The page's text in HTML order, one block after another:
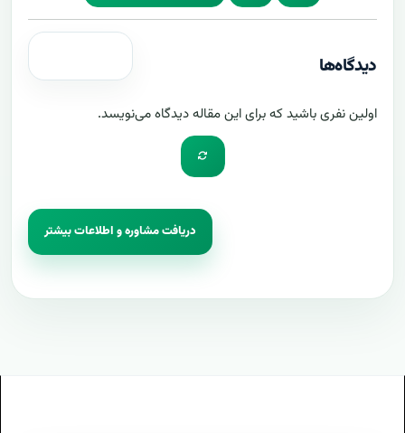
دیدگاه‌ها
اولین نفری باشید که برای این مقاله دیدگاه می‌نویسد.
دریافت مشاوره و اطلاعات بیشتر